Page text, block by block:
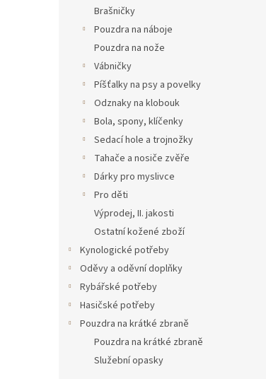
Brašničky
Pouzdra na náboje
Pouzdra na nože
Vábničky
Píšťalky na psy a povelky
Odznaky na klobouk
Bola, spony, klíčenky
Sedací hole a trojnožky
Tahače a nosiče zvěře
Dárky pro myslivce
Pro děti
Výprodej, II. jakosti
Ostatní kožené zboží
Kynologické potřeby
Oděvy a oděvní doplňky
Rybářské potřeby
Hasičské potřeby
Pouzdra na krátké zbraně
Pouzdra na krátké zbraně
Služební opasky